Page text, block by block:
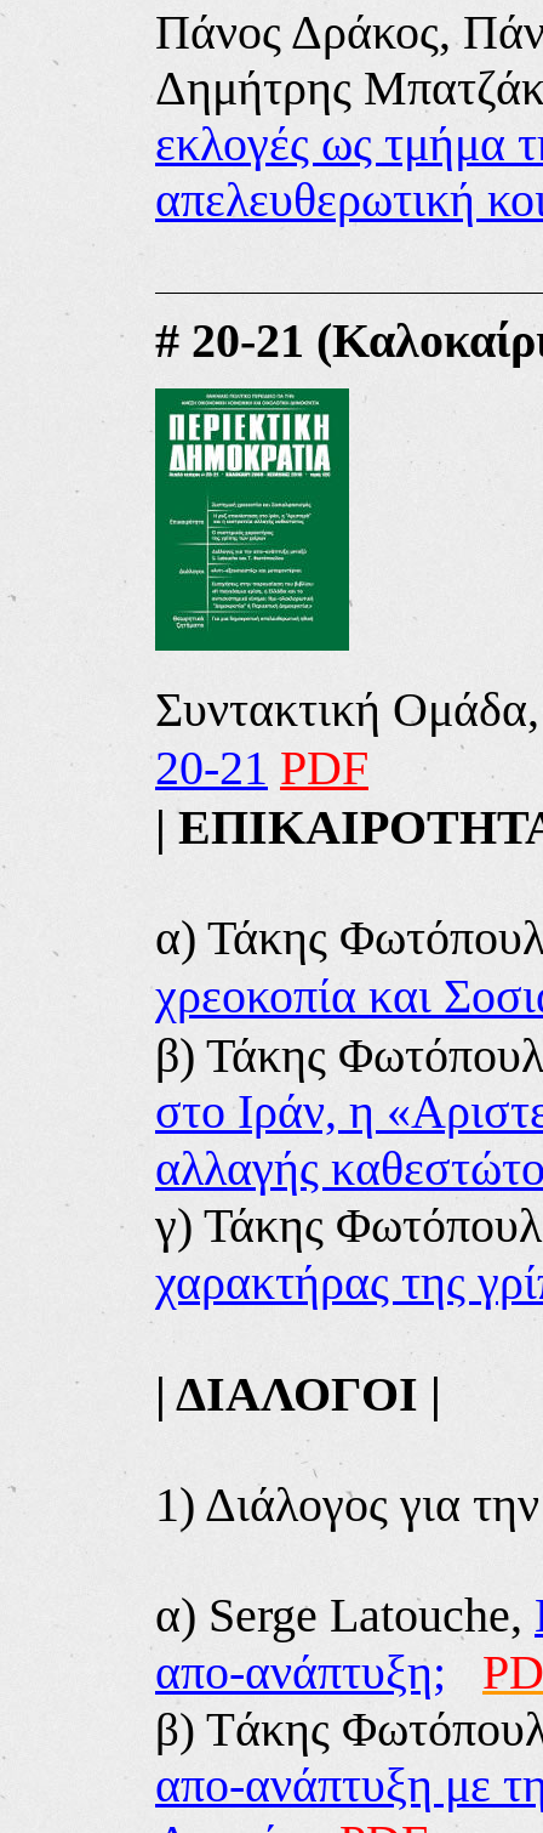
Πάνος Δράκος,
Δημήτρης Μπατζά
εκλογές ως τμήμα
απελευθερωτική
# 20-21
Συντακτική Ομάδα,
20-21 PDF
|
α) Τάκης
χρεοκοπία και
β) Τάκης
στο Ιράν, η
αλλαγής
γ) Τάκης
χαρακτήρας της
| ΔΙΑΛΟΓΟΙ |
1) Διάλογος για
α) Serge Latouche,
απο-ανάπτυξη;
β) Τάκης
απο-ανάπτυξη με